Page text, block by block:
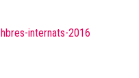
internats-2016